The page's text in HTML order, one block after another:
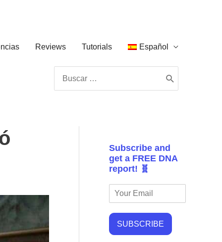
Reviews Tutorials Español
por:
Subscribe and
get a FREE DNA
report! 🧬
SUBSCRIBE